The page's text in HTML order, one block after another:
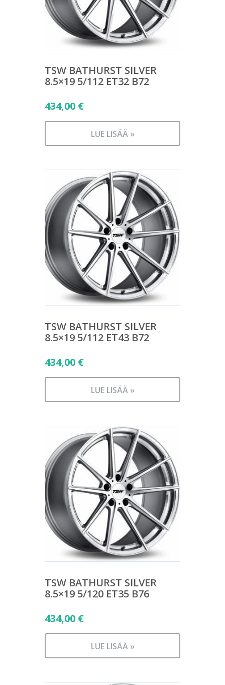
TSW BATHURST SILVER
8.5×19 5/112 ET32 B72
434,00 €
LUE LISÄÄ »
TSW BATHURST SILVER
8.5×19 5/112 ET43 B72
434,00 €
LUE LISÄÄ »
TSW BATHURST SILVER
8.5×19 5/120 ET35 B76
434,00 €
LUE LISÄÄ »